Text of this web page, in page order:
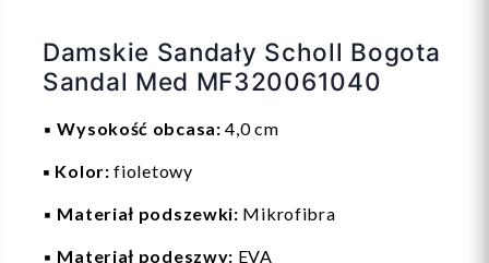
Damskie Sandały Scholl Bogota
Sandal Med MF320061040
▪️Wysokość obcasa:4,0 cm
▪️ Kolor: fioletowy
▪️ Materiał podszewki: Mikrofibra
▪️ Materiał podeszwy: EVA